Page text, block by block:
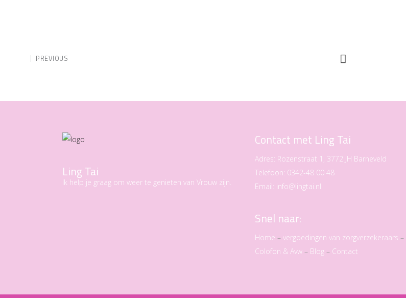
PREVIOUS
Ling Tai
Ik help je graag om weer te genieten van Vrouw zijn.
Contact met Ling Tai
Adres: Rozenstraat 1, 3772 JH Barneveld
Telefoon: 0342-48 00 48
Email: info@lingtai.nl
Snel naar:
Home – vergoedingen van zorgverzekeraars –
Colofon & Avw– Blog– Contact